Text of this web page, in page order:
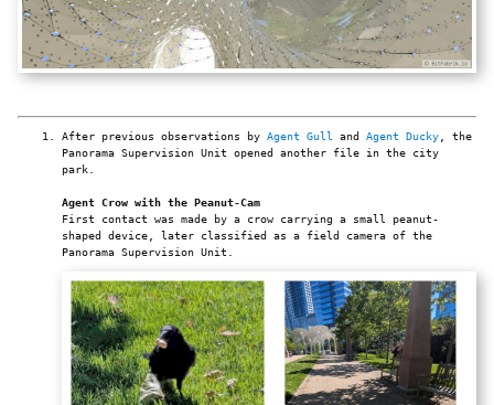
After previous observations by Agent Gull and Agent Ducky, the
Panorama Supervision Unit opened another file in the city
park.
Agent Crow with the Peanut-Cam
First contact was made by a crow carrying a small peanut-
shaped device, later classified as a field camera of the
Panorama Supervision Unit.